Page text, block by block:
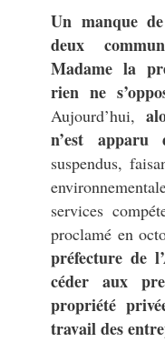
Un manque
deux
Madame la
rien ne
Aujourd’hui,
n’est apparu
suspendus,
services
proclamé en
préfecture de
céder aux
propriété
travail des